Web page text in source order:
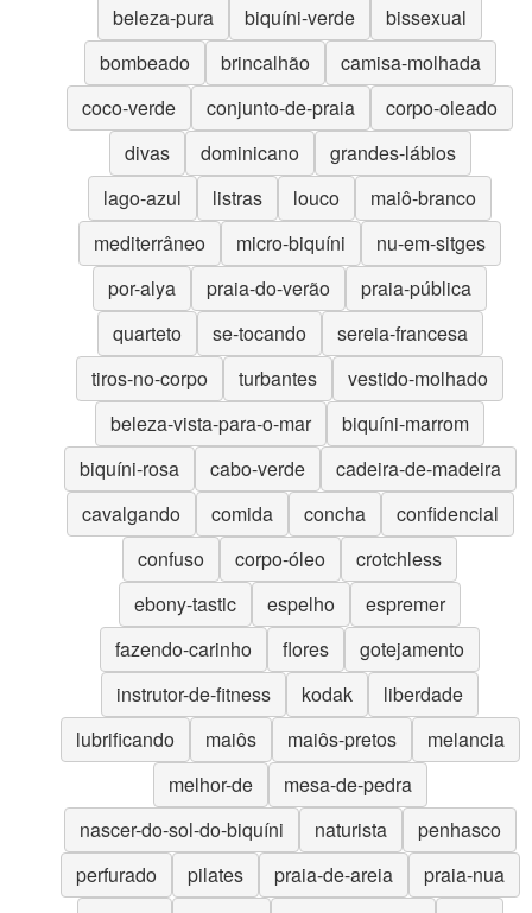
beleza-pura
biquíni-verde
bissexual
bombeado
brincalhão
camisa-molhada
coco-verde
conjunto-de-praia
corpo-oleado
divas
dominicano
grandes-lábios
lago-azul
listras louco
maiô-branco
mediterrâneo
micro-biquíni
nu-em-sitges
por-alya
praia-do-verão
praia-pública
quarteto
se-tocando
sereia-francesa
tiros-no-corpo
turbantes
vestido-molhado
beleza-vista-para-o-mar
biquíni-marrom
biquíni-rosa
cabo-verde
cadeira-de-madeira
cavalgando
comida concha
confidencial
confuso
corpo-óleo
crotchless
ebony-tastic
espelho
espremer
fazendo-carinho
flores
gotejamento
instrutor-de-fitness
kodak
liberdade
lubrificando
maiôs maiôs-pretos
melancia
melhor-de
mesa-de-pedra
nascer-do-sol-do-biquíni
naturista
penhasco
perfurado
pilates praia-de-areia
praia-nua